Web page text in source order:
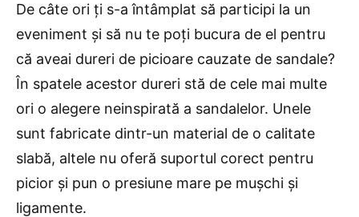
De câte ori ți s-a întâmplat să participi la un
eveniment și să nu te poți bucura de el pentru
că aveai dureri de picioare cauzate de sandale?
În spatele acestor dureri stă de cele mai multe
ori o alegere neinspirată a sandalelor. Unele
sunt fabricate dintr-un material de o calitate
slabă, altele nu oferă suportul corect pentru
picior și pun o presiune mare pe mușchi și
ligamente.